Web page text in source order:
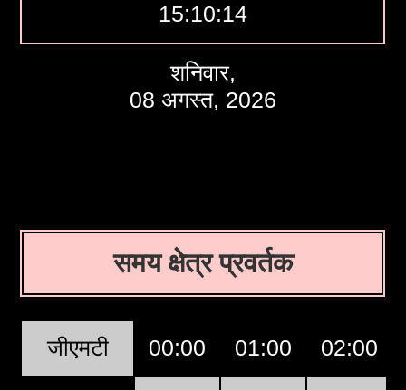
15:10:15
शनिवार,
08 अगस्त, 2026
समय क्षेत्र प्रवर्तक
जीएमटी 00:00 01:00 02:00